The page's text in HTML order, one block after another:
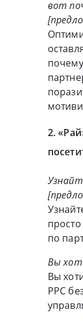
вот
2.
по
Вы
Вы
PPC